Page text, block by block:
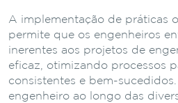
A implementação de práticas
permite que os engenheiros
inerentes aos projetos de
eficaz, otimizando processos
consistentes e bem-sucedidos.
engenheiro ao longo das